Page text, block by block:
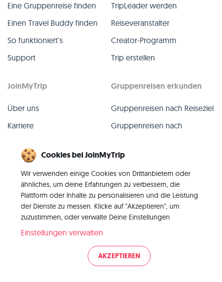
Eine Gruppenreise finden
Einen Travel Buddy finden
So funktioniert's
Support
TripLeader werden
Reiseveranstalter
Creator-Programm
Trip erstellen
JoinMyTrip
Über uns
Karriere
Blog
Kontakt
Gruppenreisen erkunden
Gruppenreisen nach Reiseziel
Gruppenreisen nach
Alle Gruppenreisen
Vergangene Gruppenreisen
Alle Kategorien
Datenschutz
Cookies bei JoinMyTrip
Wir verwenden einige Cookies von Drittanbietern oder
ähnliches, um deine Erfahrungen zu verbessern, die
Plattform oder Inhalte zu personalisieren und die Leistung
der Dienste zu messen. Klicke auf "Akzeptieren", um
zuzustimmen, oder verwalte Deine Einstellungen
Einstellungen verwalten
AKZEPTIEREN